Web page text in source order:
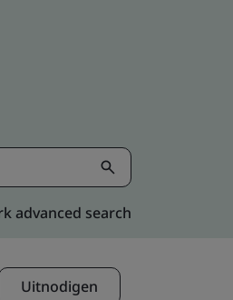
advanced search
Uitnodigen